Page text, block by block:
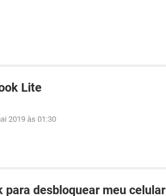
Lite
2019 às 01:30
para desbloquear meu celular